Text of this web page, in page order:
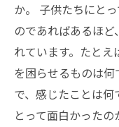
か。 子供たちにと
のであればあるほ
れています。たと
を困らせるものは
で、感じたことは
とって面白かった